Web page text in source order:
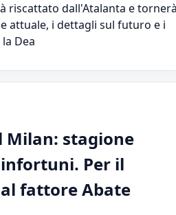
riscattato dall'Atalanta e
attuale, i dettagli sul futuro e i
Dea
Milan: stagione
Per il
fattore Abate